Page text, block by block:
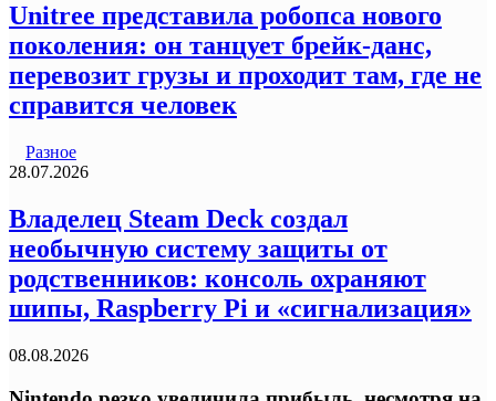
Unitree представила робопса нового
поколения: он танцует брейк-данс,
перевозит грузы и проходит там, где не
справится человек
Разное
28.07.2026
Владелец Steam Deck создал
необычную систему защиты от
родственников: консоль охраняют
шипы, Raspberry Pi и «сигнализация»
08.08.2026